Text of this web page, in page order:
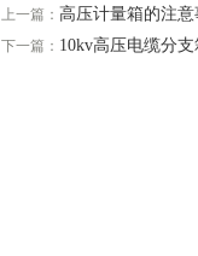
上一篇： 高压计量箱的注意
下一篇： 10kv高压电缆分